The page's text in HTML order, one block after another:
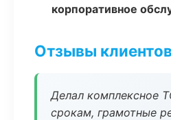
корпоративное
Отзывы клиентов
Делал комплексное
срокам, грамотные